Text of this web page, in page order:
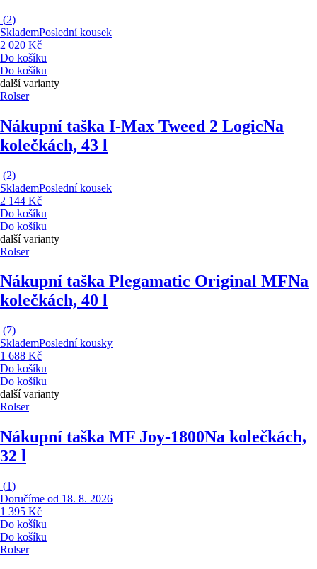
(2)
SklademPoslední kousek
2 020 Kč
Do košíku
Do košíku
další varianty
Rolser
Nákupní taška I-Max Tweed 2 LogicNa
kolečkách, 43 l
(2)
SklademPoslední kousek
2 144 Kč
Do košíku
Do košíku
další varianty
Rolser
Nákupní taška Plegamatic Original MFNa
kolečkách, 40 l
(7)
SklademPoslední kousky
1 688 Kč
Do košíku
Do košíku
další varianty
Rolser
Nákupní taška MF Joy-1800Na kolečkách,
32 l
(1)
Doručíme od 18. 8. 2026
1 395 Kč
Do košíku
Do košíku
Rolser